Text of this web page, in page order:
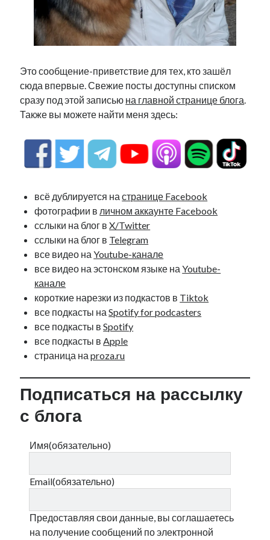
Фотографии
Экономика
Эстония и Россия
Метки
ансиппиада безработица видео война
евросоюз
интервью кабинетные истории
катри райк кая каллас книга маська нарва
нацменьшинства образование обучение эстонскому
памятники парад клоунов парламент
подкаст программа
рийгикогу
русскоязычное образование сми ссср стенограмма
т.х. ильвес танк фотоотчет экономика экономика эстонии
эстонский язык
Михаил Стальнухин:
Отзывы и предложения по блогу:
Это сообщение-приветствие для тех, кто зашёл
сюда впервые. Свежие посты доступны списком
сразу под этой записью на главной странице блога.
Также вы можете найти меня здесь:
всё дублируется настранице Facebook
фотографии в личном аккаунте Facebook
сслыки на блог вX/Twitter
сслыки на блог в Telegram
все видео наYoutube-канале
все видео на эстонском языке наYoutube-
канале
короткие нарезки из подкастов в Tiktok
все подкасты наSpotify for podcasters
все подкасты вSpotify
все подкасты вApple
страница наproza.ru
Подписаться на рассылку
с блога
Имя(обязательно)
Email(обязательно)
Предоставляя свои данные, вы соглашаетесь
на получение сообщений по электронной